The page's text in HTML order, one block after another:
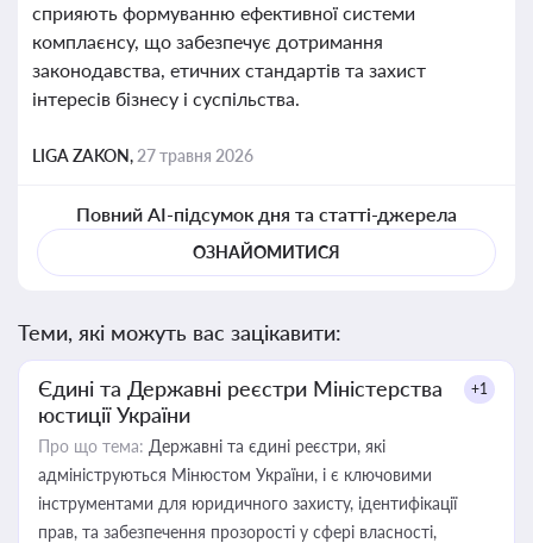
сприяють формуванню ефективної системи
комплаєнсу, що забезпечує дотримання
законодавства, етичних стандартів та захист
інтересів бізнесу і суспільства.
LIGA ZAKON, 27 травня 2026
Повний AI-підсумок дня та статті-джерела
ОЗНАЙОМИТИСЯ
Теми, які можуть вас зацікавити:
Єдині та Державні реєстри Міністерства
юстиції України
+1
Про що тема: Державні та єдині реєстри, які
адмініструються Мінюстом України, і є ключовими
інструментами для юридичного захисту, ідентифікації
прав, та забезпечення прозорості у сфері власності,